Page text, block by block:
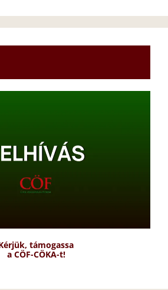
támogassa
a CÖF-CÖKA-t!